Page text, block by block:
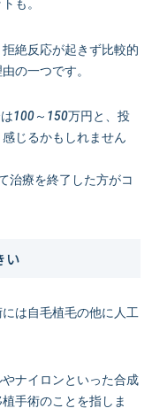
も。
絶反応が起きず比較的
の一つです。
100～150万円と、投
じるかもしれません
治療を終了した方がコ
い
は自毛植毛の他に人工
ナイロンといった合成
手術のことを指しま